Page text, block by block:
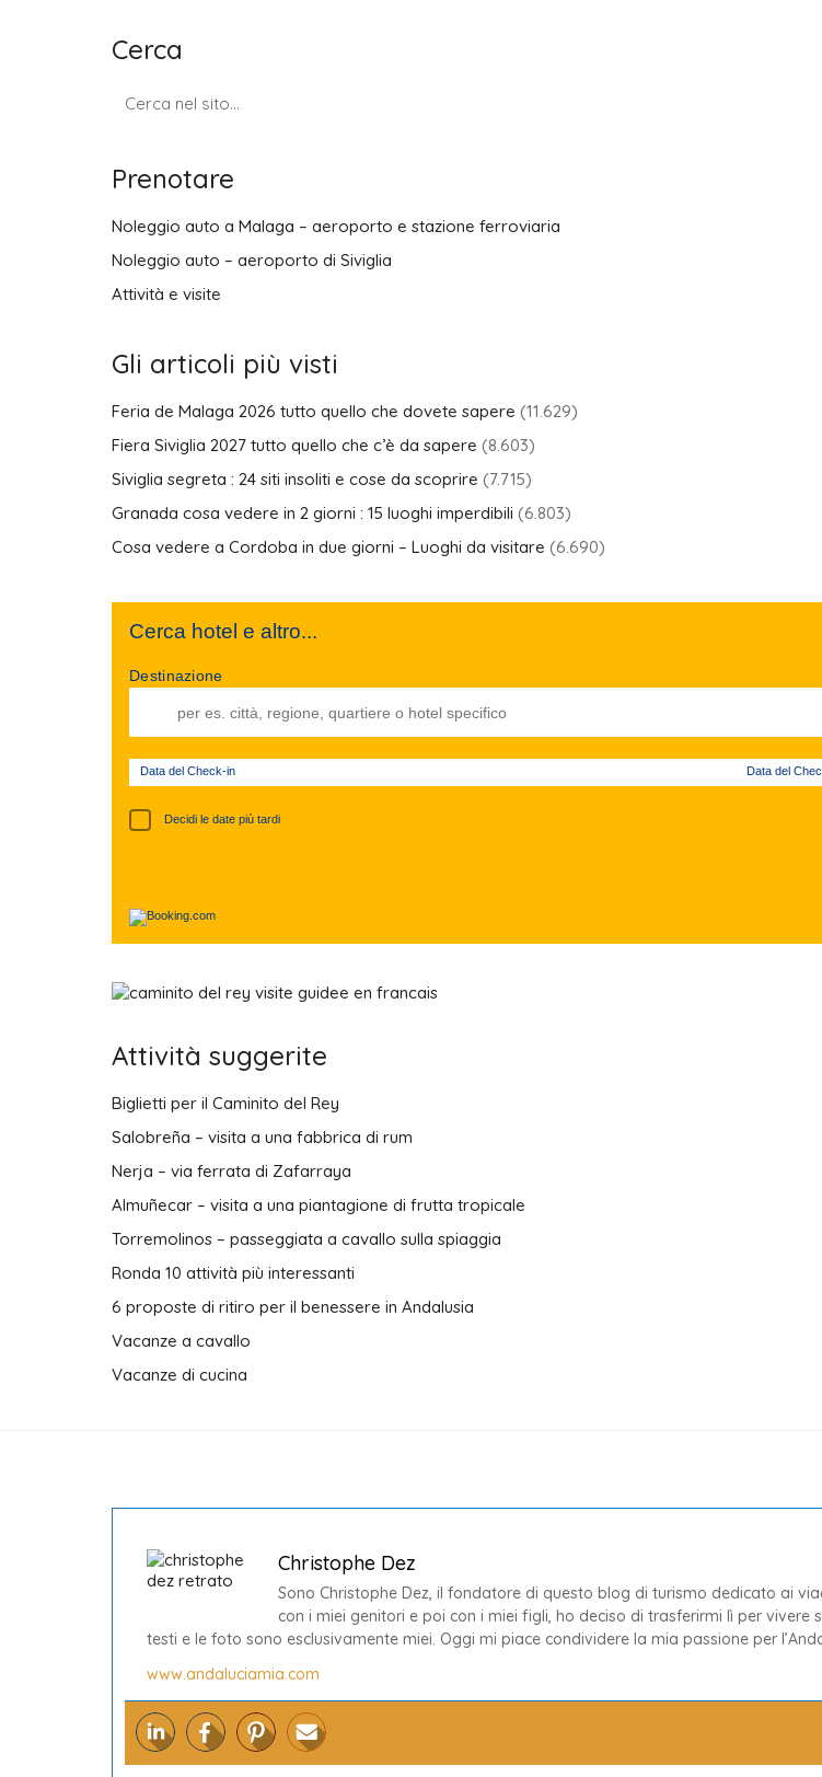
Cerca
per:
Prenotare
Noleggio auto a Malaga – aeroporto e stazione ferroviaria
Noleggio auto – aeroporto di Siviglia
Attività e visite
Gli articoli più visti
Feria de Malaga 2026 tutto quello che dovete sapere (11.629)
Fiera Siviglia 2027 tutto quello che c’è da sapere (8.603)
Siviglia segreta : 24 siti insoliti e cose da scoprire (7.715)
Granada cosa vedere in 2 giorni : 15 luoghi imperdibili (6.803)
Cosa vedere a Cordoba in due giorni – Luoghi da visitare (6.690)
Cerca hotel e altro...
Destinazione
Data del Check-in Data del
Decidi le date più tardi
Attività suggerite
Biglietti per il Caminito del Rey
Salobreña – visita a una fabbrica di rum
Nerja – via ferrata di Zafarraya
Almuñecar – visita a una piantagione di frutta tropicale
Torremolinos – passeggiata a cavallo sulla spiaggia
Ronda 10 attività più interessanti
6 proposte di ritiro per il benessere in Andalusia
Vacanze a cavallo
Vacanze di cucina
Christophe Dez
Sono Christophe Dez, il fondatore di questo blog di turismo dedicato ai
con i miei genitori e poi con i miei figli, ho deciso di trasferirmi lì per vivere
testi e le foto sono esclusivamente miei. Oggi mi piace condividere la mia passione per
www.andaluciamia.com